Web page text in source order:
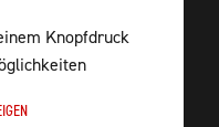
Knopfdruck